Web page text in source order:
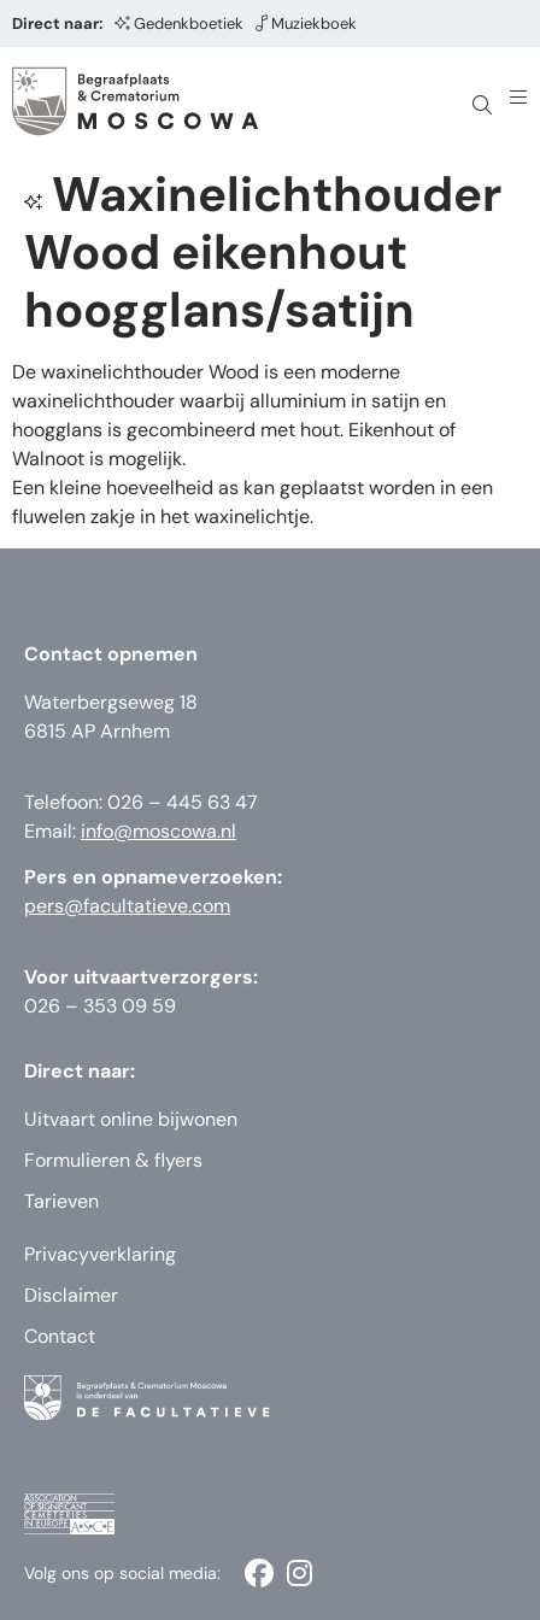
Direct naar: Gedenkboetiek Muziekboek
Waxinelichthouder
Wood eikenhout
hoogglans/satijn
De waxinelichthouder Wood is een moderne
waxinelichthouder waarbij alluminium in satijn en
hoogglans is gecombineerd met hout. Eikenhout of
Walnoot is mogelijk.
Een kleine hoeveelheid as kan geplaatst worden in een
fluwelen zakje in het waxinelichtje.
Contact opnemen
Waterbergseweg 18
6815 AP Arnhem
Telefoon: 026 – 445 63 47
Email: info@moscowa.nl
Pers en opnameverzoeken:
pers@facultatieve.com
Voor uitvaartverzorgers:
026 – 353 09 59
Direct naar:
Uitvaart online bijwonen
Formulieren & flyers
Tarieven
Privacyverklaring
Disclaimer
Contact
Volg ons op social media: